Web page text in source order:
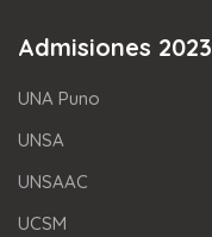
Admisiones 2023
UNA Puno
UNSA
UNSAAC
UCSM